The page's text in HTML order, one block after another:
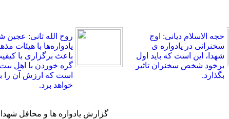
حجه الاسلام دیانی: اوج
سخنرانی در یادواره ی
شهدا، این است که باید اول
برخود شخص سخنران تاثیر
بگذارد.
روح الله ثانی: عجین
یادواره‌ها با هیئات
باعث برگزاری با
گره خوردن با اهل
است که ارزش آن را
خواهد برد.
گزارش یادواره ها و محافل